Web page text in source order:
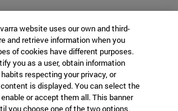
website uses our own and third-
and retrieve information when you
of cookies have different purposes.
you as a user, obtain information
respecting your privacy, or
is displayed. You can select the
or accept them all. This banner
you choose one of the two options.